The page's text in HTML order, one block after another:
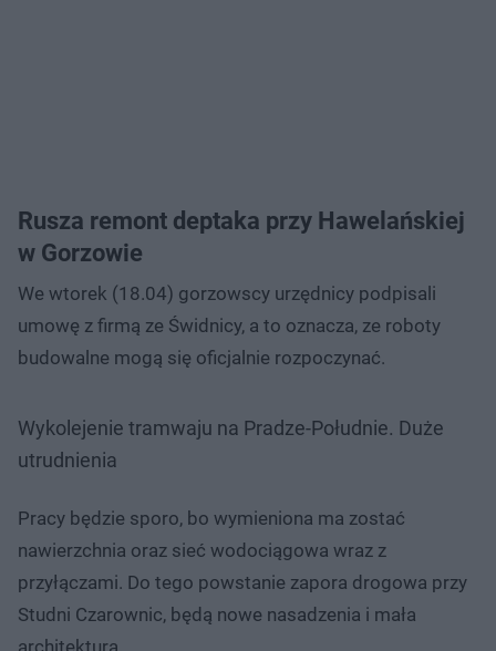
Rusza remont deptaka przy Hawelańskiej
w Gorzowie
We wtorek (18.04) gorzowscy urzędnicy podpisali
umowę z firmą ze Świdnicy, a to oznacza, ze roboty
budowalne mogą się oficjalnie rozpoczynać.
Wykolejenie tramwaju na Pradze-Południe. Duże
utrudnienia
Pracy będzie sporo, bo wymieniona ma zostać
nawierzchnia oraz sieć wodociągowa wraz z
przyłączami. Do tego powstanie zapora drogowa przy
Studni Czarownic, będą nowe nasadzenia i mała
architektura.